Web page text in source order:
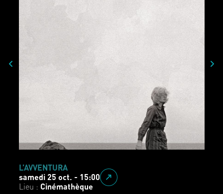
L’AVVENTURA
samedi 25 oct. - 15:00
Lieu : Cinémathèque